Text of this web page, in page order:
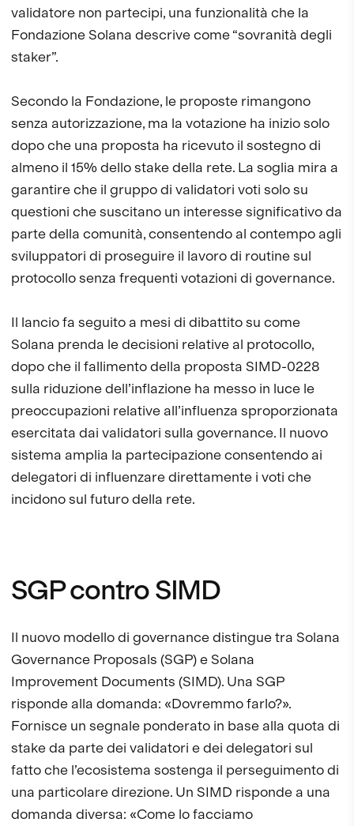
validatore non partecipi, una funzionalità che la
Fondazione Solana descrive come “sovranità degli
staker”.
Secondo la Fondazione, le proposte rimangono
senza autorizzazione, ma la votazione ha inizio solo
dopo che una proposta ha ricevuto il sostegno di
almeno il 15% dello stake della rete. La soglia mira a
garantire che il gruppo di validatori voti solo su
questioni che suscitano un interesse significativo da
parte della comunità, consentendo al contempo agli
sviluppatori di proseguire il lavoro di routine sul
protocollo senza frequenti votazioni di governance.
Il lancio fa seguito a mesi di dibattito su come
Solana prenda le decisioni relative al protocollo,
dopo che il fallimento della proposta SIMD-0228
sulla riduzione dell’inflazione ha messo in luce le
preoccupazioni relative all’influenza sproporzionata
esercitata dai validatori sulla governance. Il nuovo
sistema amplia la partecipazione consentendo ai
delegatori di influenzare direttamente i voti che
incidono sul futuro della rete.
SGP contro SIMD
Il nuovo modello di governance distingue tra Solana
Governance Proposals (SGP) e Solana
Improvement Documents (SIMD). Una SGP
risponde alla domanda: «Dovremmo farlo?».
Fornisce un segnale ponderato in base alla quota di
stake da parte dei validatori e dei delegatori sul
fatto che l’ecosistema sostenga il perseguimento di
una particolare direzione. Un SIMD risponde a una
domanda diversa: «Come lo facciamo